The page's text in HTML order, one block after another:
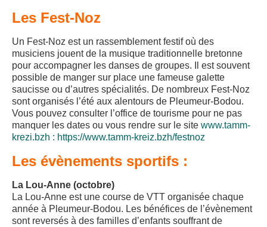
Les Fest-Noz
Un Fest-Noz est un rassemblement festif où des
musiciens jouent de la musique traditionnelle bretonne
pour accompagner les danses de groupes. Il est souvent
possible de manger sur place une fameuse galette
saucisse ou d’autres spécialités. De nombreux Fest-Noz
sont organisés l’été aux alentours de Pleumeur-Bodou.
Vous pouvez consulter l’office de tourisme pour ne pas
manquer les dates ou vous rendre sur le site www.tamm-
krezi.bzh : https://www.tamm-kreiz.bzh/festnoz
Les évènements sportifs :
La Lou-Anne (octobre)
La Lou-Anne est une course de VTT organisée chaque
année à Pleumeur-Bodou. Les bénéfices de l’évènement
sont reversés à des familles d’enfants souffrant de